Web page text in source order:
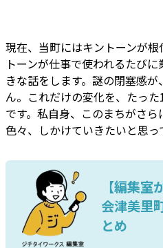
現在、当町にはキントーンが
トーンが仕事で使われるたび
きな話をします。謎の閉塞感
ん。これだけの変化を、たっ
です。私自身、このまちがさ
色々、しかけていきたいと思っ
【編集室
会津美里
とめ